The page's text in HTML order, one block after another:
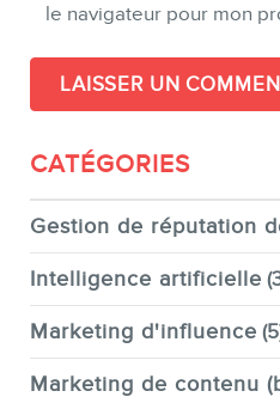
le navigateur pour mon
CATÉGORIES
Gestion de réputation
Intelligence artificielle
Marketing d'influence
Marketing de contenu